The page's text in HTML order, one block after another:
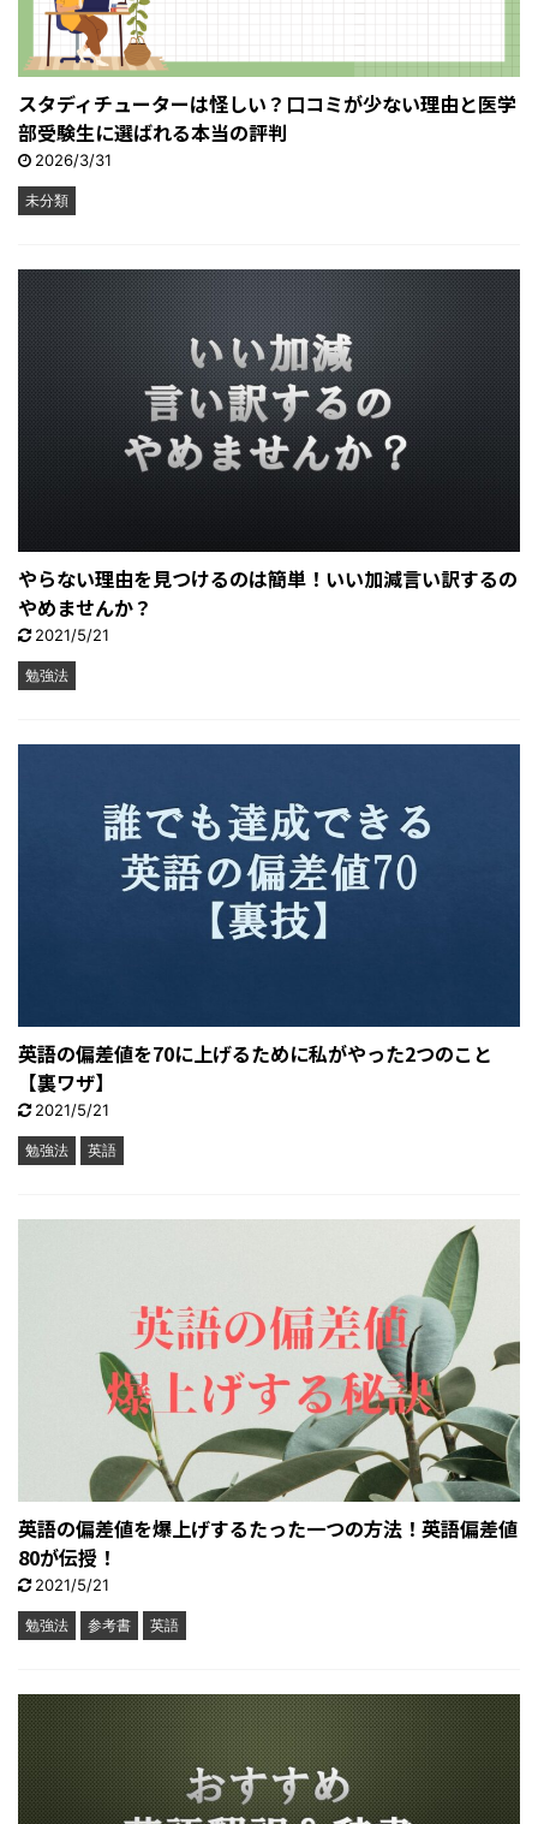
スタディチューターは怪しい？口コミが少ない理由と医学
部受験生に選ばれる本当の評判
2026/3/31
未分類
やらない理由を見つけるのは簡単！いい加減言い訳するの
やめませんか？
2021/5/21
勉強法
英語の偏差値を70に上げるために私がやった2つのこと
【裏ワザ】
2021/5/21
勉強法 英語
英語の偏差値を爆上げするたった一つの方法！英語偏差値
80が伝授！
2021/5/21
勉強法 参考書 英語